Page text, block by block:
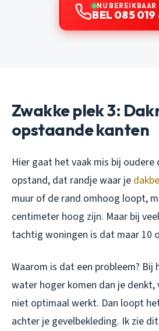
NU BEREIKBAAR
BEL 085 019
Zwakke plek 3:
opstaande kanten
Hier gaat het vaak mis bij oudere
opstand, dat randje waar je
muur of de rand omhoog loopt,
centimeter hoog zijn. Maar bij
tachtig woningen is dat maar 10
Waarom is dat een probleem? Bij
water hoger komen dan je denkt,
niet optimaal werkt. Dan loopt
achter je gevelbekleding. Ik zie